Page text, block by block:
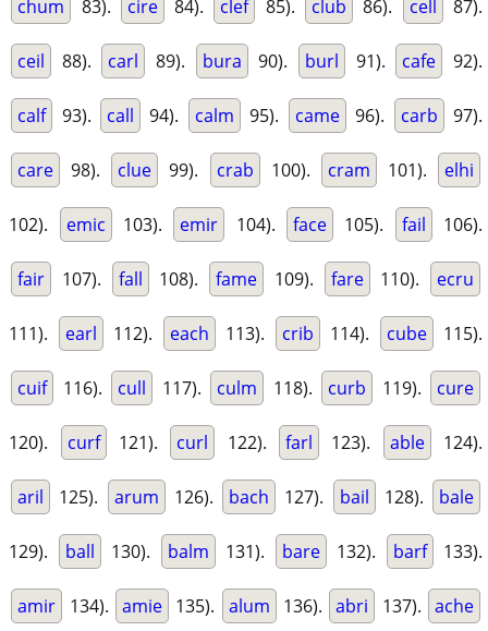
chum 83). cire 84). clef 85). club 86). cell 87).
ceil 88). carl 89). bura 90). burl 91). cafe 92).
calf 93). call 94). calm 95). came 96). carb 97).
care 98). clue 99). crab 100). cram 101). elhi
102). emic 103). emir 104). face 105). fail 106).
fair 107). fall 108). fame 109). fare 110). ecru
111). earl 112). each 113). crib 114). cube 115).
cuif 116). cull 117). culm 118). curb 119). cure
120). curf 121). curl 122). farl 123). able 124).
aril 125). arum 126). bach 127). bail 128). bale
129). ball 130). balm 131). bare 132). barf 133).
amir 134). amie 135). alum 136). abri 137). ache